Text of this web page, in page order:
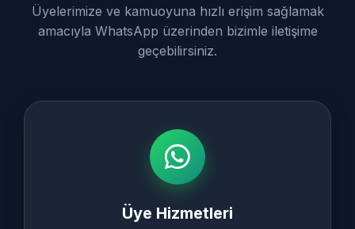
Üyelerimize ve kamuoyuna hızlı erişim sağlamak
amacıyla WhatsApp üzerinden bizimle iletişime
geçebilirsiniz.
Üye Hizmetleri